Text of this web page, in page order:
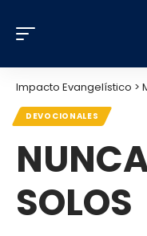
Impacto Evangelístico >
DEVOCIONALES
SOLOS